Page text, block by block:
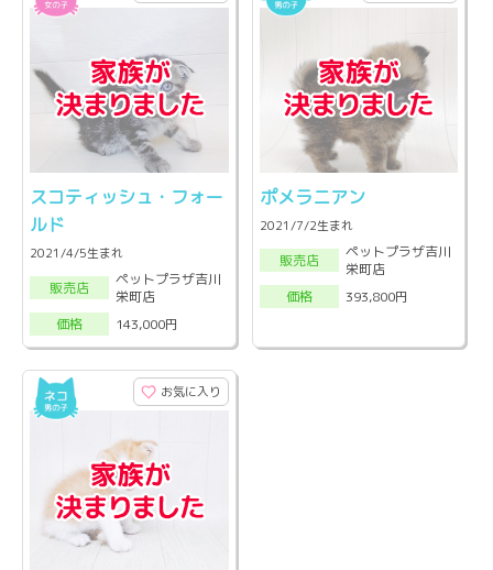
スコティッシュ・フォー
ルド
2021/4/5生まれ
販売店
ペットプラザ吉川
栄町店
価格
143,000円
ポメラニアン
2021/7/2生まれ
販売店
ペットプラザ吉川
栄町店
価格
393,800円
お気に入り